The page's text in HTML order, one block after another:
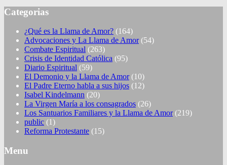
Categorias
¿Qué es la Llama de Amor? (164)
Advocaciones y La Llama de Amor(54)
Combate Espiritual (263)
Crisis de Identidad Católica (95)
Diario Espiritual (59)
El Demonio y la Llama de Amor(10)
El Padre Eterno habla a sus hijos (12)
Isabel Kindelmann (20)
La Virgen María a los consagrados (26)
Los Santuarios Familiares y la Llama de Amor(219)
public (1)
Reforma Protestante (15)
Menu